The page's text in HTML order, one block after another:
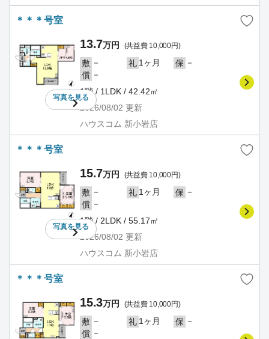
＊＊＊号室
写真を見る
13.7万円 (共益費 10,000円)
敷 － 礼 1ヶ月 保 －
償 －
1階 / 1LDK / 42.42㎡
2026/08/02 更新
ハウスコム 新小岩店
＊＊＊号室
写真を見る
15.7万円 (共益費 10,000円)
敷 － 礼 1ヶ月 保 －
償 －
1階 / 2LDK / 55.17㎡
2026/08/02 更新
ハウスコム 新小岩店
＊＊＊号室
15.3万円 (共益費 10,000円)
敷 － 礼 1ヶ月 保 －
償 －